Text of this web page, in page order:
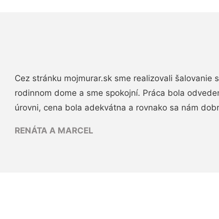
Cez stránku mojmurar.sk sme realizovali šalovanie
rodinnom dome a sme spokojní. Práca bola
úrovni, cena bola adekvátna a rovnako sa nám
RENÁTA A MARCEL